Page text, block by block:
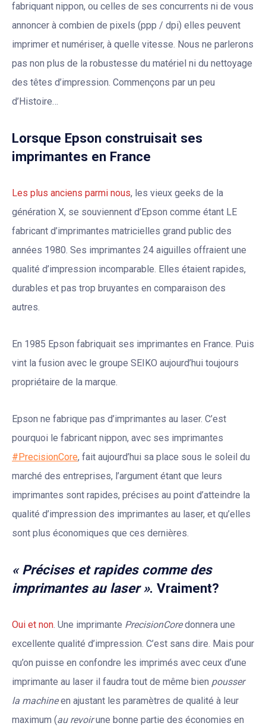
fabriquant nippon, ou celles de ses concurrents ni de vous
annoncer à combien de pixels (ppp / dpi) elles peuvent
imprimer et numériser, à quelle vitesse. Nous ne parlerons
pas non plus de la robustesse du matériel ni du nettoyage
des têtes d’impression. Commençons par un peu
d’Histoire…
Lorsque Epson construisait ses
imprimantes en France
Les plus anciens parmi nous, les vieux geeks de la
génération X, se souviennent d’Epson comme étant LE
fabricant d’imprimantes matricielles grand public des
années 1980. Ses imprimantes 24 aiguilles offraient une
qualité d’impression incomparable. Elles étaient rapides,
durables et pas trop bruyantes en comparaison des
autres.
En 1985 Epson fabriquait ses imprimantes en France. Puis
vint la fusion avec le groupe SEIKO aujourd’hui toujours
propriétaire de la marque.
Epson ne fabrique pas d’imprimantes au laser. C’est
pourquoi le fabricant nippon, avec ses imprimantes
#PrecisionCore, fait aujourd’hui sa place sous le soleil du
marché des entreprises, l’argument étant que leurs
imprimantes sont rapides, précises au point d’atteindre la
qualité d’impression des imprimantes au laser, et qu’elles
sont plus économiques que ces dernières.
« Précises et rapides comme des
imprimantes au laser ». Vraiment?
Oui et non. Une imprimante PrecisionCoredonnera une
excellente qualité d’impression. C’est sans dire. Mais pour
qu’on puisse en confondre les imprimés avec ceux d’une
imprimante au laser il faudra tout de même bien pousser
la machineen ajustant les paramètres de qualité à leur
maximum (au revoirune bonne partie des économies en